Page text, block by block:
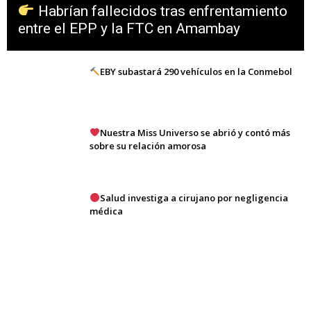
Habrían fallecidos tras enfrentamiento
entre el EPP y la FTC en Amambay
EBY subastará 290 vehículos en la Conmebol
Nuestra Miss Universo se abrió y contó más
sobre su relación amorosa
Salud investiga a cirujano por negligencia
médica